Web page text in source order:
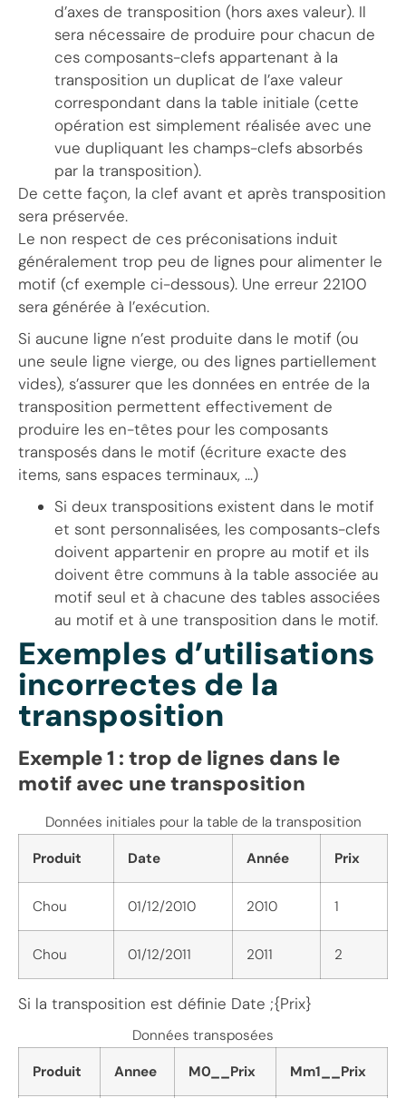
d’axes de transposition (hors axes valeur). Il
sera nécessaire de produire pour chacun de
ces composants-clefs appartenant à la
transposition un duplicat de l’axe valeur
correspondant dans la table initiale (cette
opération est simplement réalisée avec une
vue dupliquant les champs-clefs absorbés
par la transposition).
De cette façon, la clef avant et après transposition
sera préservée.
Le non respect de ces préconisations induit
généralement trop peu de lignes pour alimenter le
motif (cf exemple ci-dessous). Une erreur 22100
sera générée à l’exécution.
Si aucune ligne n’est produite dans le motif (ou
une seule ligne vierge, ou des lignes partiellement
vides), s’assurer que les données en entrée de la
transposition permettent effectivement de
produire les en-têtes pour les composants
transposés dans le motif (écriture exacte des
items, sans espaces terminaux, …)
Si deux transpositions existent dans le motif
et sont personnalisées, les composants-clefs
doivent appartenir en propre au motif et ils
doivent être communs à la table associée au
motif seul et à chacune des tables associées
au motif et à une transposition dans le motif.
Exemples d’utilisations
incorrectes de la
transposition
Exemple 1 : trop de lignes dans le
motif avec une transposition
Données initiales pour la table de la transposition
Produit
Date Année Prix
Chou 01/12/2010 2010 1
Chou 01/12/2011 2011 2
Si la transposition est définie Date ;{Prix}
Données transposées
Produit
Annee M0__Prix Mm1__Prix